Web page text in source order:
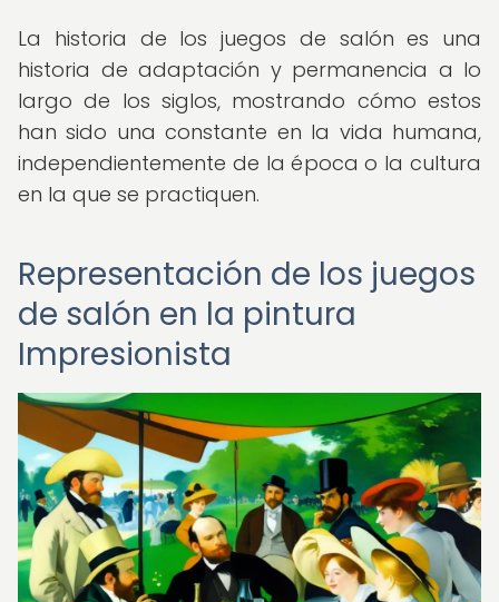
La historia de los juegos de salón es una
historia de adaptación y permanencia a lo
largo de los siglos, mostrando cómo estos
han sido una constante en la vida humana,
independientemente de la época o la cultura
en la que se practiquen.
Representación de los juegos
de salón en la pintura
Impresionista